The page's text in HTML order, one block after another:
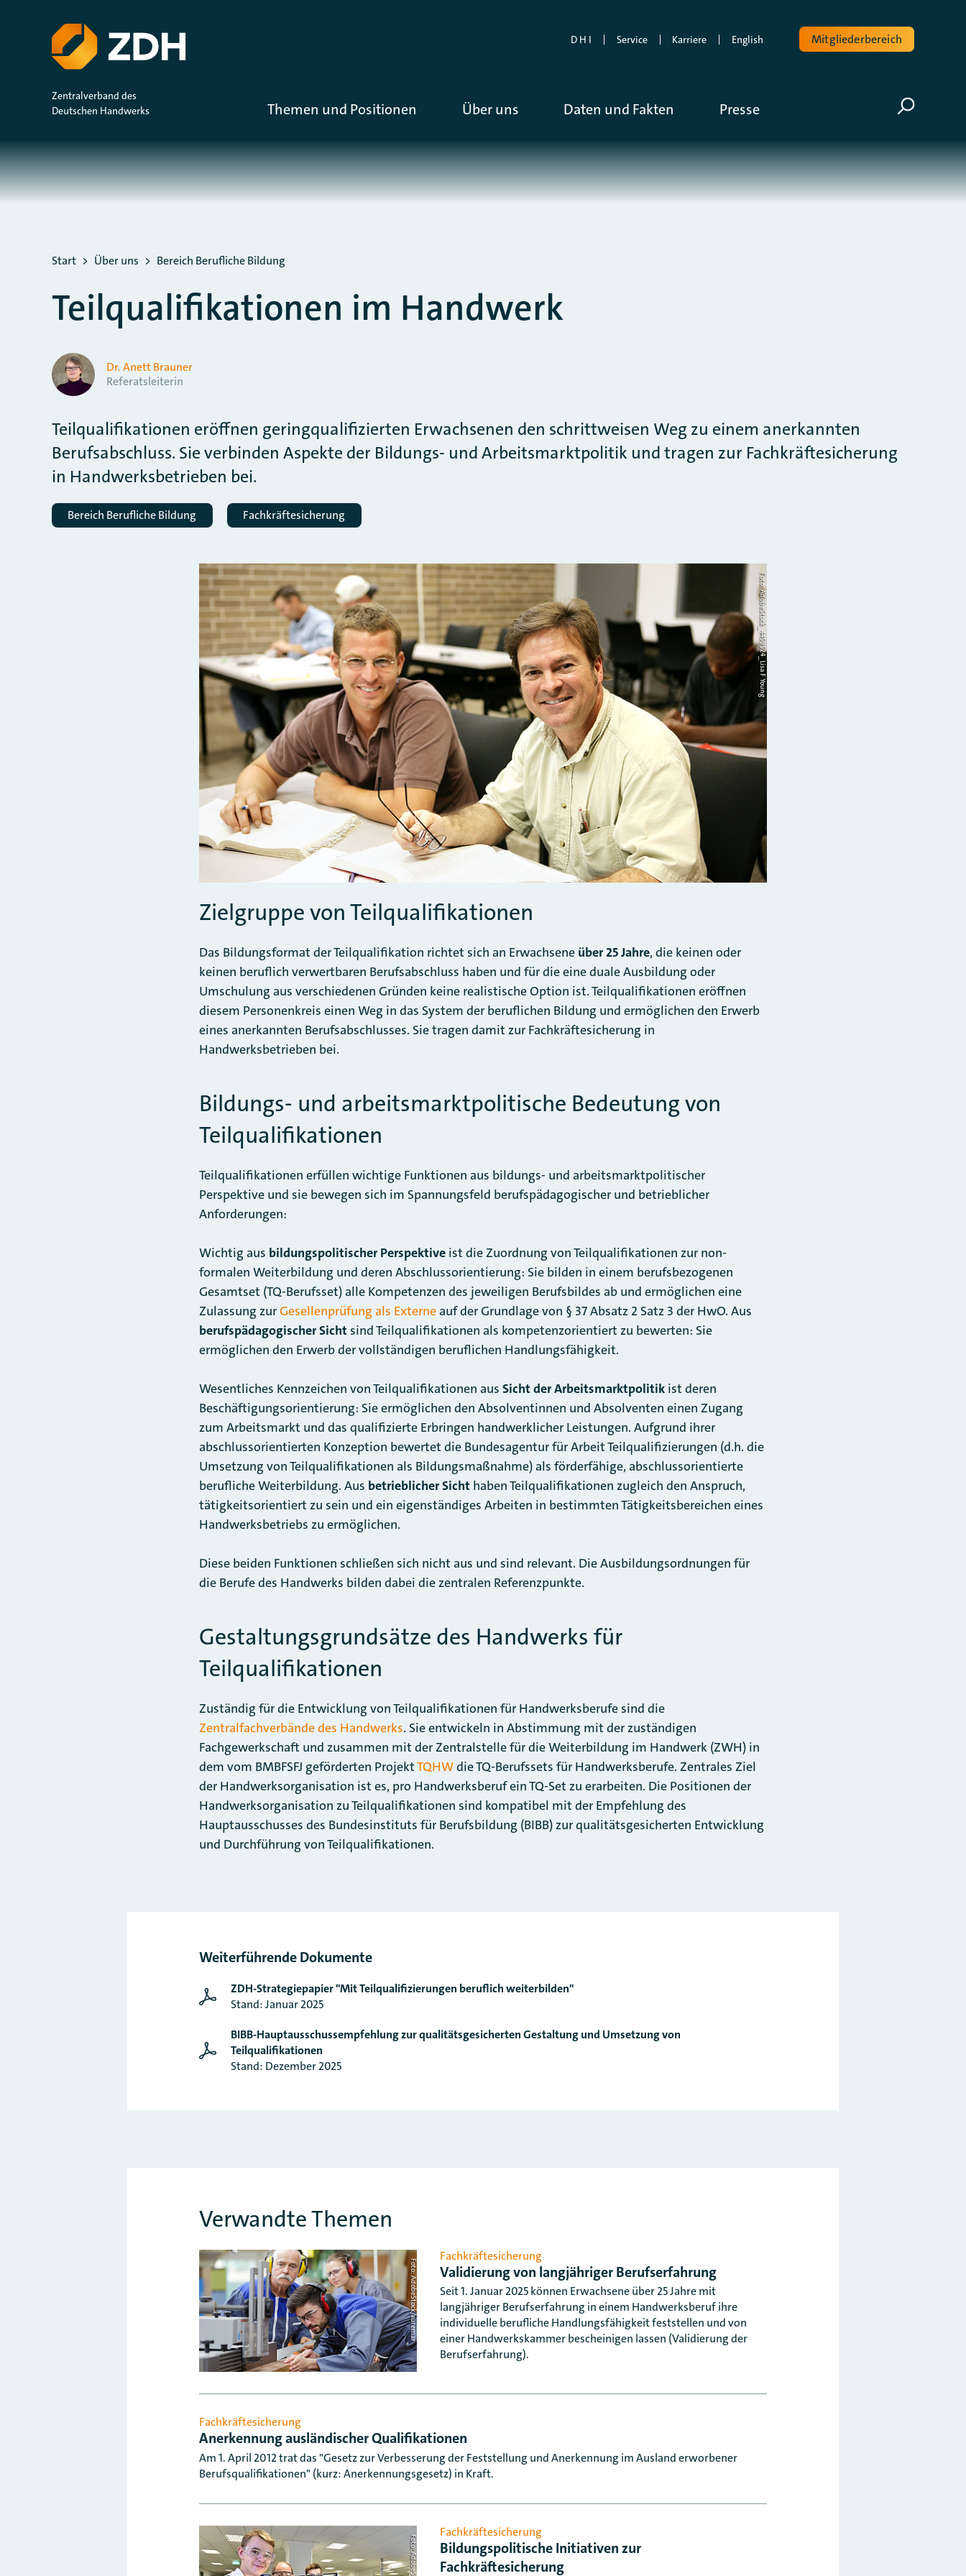
ZUM HAUPTINHALT SPRINGEN
D H I Service Karriere English Mitgliederbereich
Zentralverband des
Deutschen Handwerks
Themen und Positionen Über uns Daten und Fakten PresseVolltextsuche
Suche
Sie befinden sich hier:
Start Über uns Bereich Berufliche Bildung
Teilqualifikationen im Handwerk
Dr. Anett Brauner
Referatsleiterin
Teilqualifikationen eröffnen geringqualifizierten Erwachsenen den schrittweisen Weg zu einem anerkannten
Berufsabschluss. Sie verbinden Aspekte der Bildungs- und Arbeitsmarktpolitik und tragen zur Fachkräftesicherung
in Handwerksbetrieben bei.
Bereich Berufliche Bildung Fachkräftesicherung
Foto: AdobeStock_4459524_Lisa F Young
Zielgruppe von Teilqualifikationen
Das Bildungsformat der Teilqualifikation richtet sich an Erwachsene über 25 Jahre, die keinen oder
keinen beruflich verwertbaren Berufsabschluss haben und für die eine duale Ausbildung oder
Umschulung aus verschiedenen Gründen keine realistische Option ist. Teilqualifikationen eröffnen
diesem Personenkreis einen Weg in das System der beruflichen Bildung und ermöglichen den Erwerb
eines anerkannten Berufsabschlusses. Sie tragen damit zur Fachkräftesicherung in
Handwerksbetrieben bei.
Bildungs- und arbeitsmarktpolitische Bedeutung von
Teilqualifikationen
Teilqualifikationen erfüllen wichtige Funktionen aus bildungs- und arbeitsmarktpolitischer
Perspektive und sie bewegen sich im Spannungsfeld berufspädagogischer und betrieblicher
Anforderungen:
Wichtig aus bildungspolitischer Perspektive ist die Zuordnung von Teilqualifikationen zur non-
formalen Weiterbildung und deren Abschlussorientierung: Sie bilden in einem berufsbezogenen
Gesamtset (TQ-Berufsset) alle Kompetenzen des jeweiligen Berufsbildes ab und ermöglichen eine
Zulassung zurGesellenprüfung als Externe auf der Grundlage von § 37 Absatz 2 Satz 3 der HwO. Aus
berufspädagogischer Sicht sind Teilqualifikationen als kompetenzorientiert zu bewerten: Sie
ermöglichen den Erwerb der vollständigen beruflichen Handlungsfähigkeit.
Wesentliches Kennzeichen von Teilqualifikationen aus Sicht der Arbeitsmarktpolitik ist deren
Beschäftigungsorientierung: Sie ermöglichen den Absolventinnen und Absolventen einen Zugang
zum Arbeitsmarkt und das qualifizierte Erbringen handwerklicher Leistungen. Aufgrund ihrer
abschlussorientierten Konzeption bewertet die Bundesagentur für Arbeit Teilqualifizierungen (d.h. die
Umsetzung von Teilqualifikationen als Bildungsmaßnahme) als förderfähige, abschlussorientierte
berufliche Weiterbildung. Aus betrieblicher Sicht haben Teilqualifikationen zugleich den Anspruch,
tätigkeitsorientiert zu sein und ein eigenständiges Arbeiten in bestimmten Tätigkeitsbereichen eines
Handwerksbetriebs zu ermöglichen.
Diese beiden Funktionen schließen sich nicht aus und sind relevant. Die Ausbildungsordnungen für
die Berufe des Handwerks bilden dabei die zentralen Referenzpunkte.
Gestaltungsgrundsätze des Handwerks für
Teilqualifikationen
Zuständig für die Entwicklung von Teilqualifikationen für Handwerksberufe sind die
Zentralfachverbände des Handwerks. Sie entwickeln in Abstimmung mit der zuständigen
Fachgewerkschaft und zusammen mit der Zentralstelle für die Weiterbildung im Handwerk (ZWH) in
dem vom BMBFSFJ geförderten ProjektTQHWdie TQ-Berufssets für Handwerksberufe. Zentrales Ziel
der Handwerksorganisation ist es, pro Handwerksberuf ein TQ-Set zu erarbeiten. Die Positionen der
Handwerksorganisation zu Teilqualifikationen sind kompatibel mit der Empfehlung des
Hauptausschusses des Bundesinstituts für Berufsbildung (BIBB) zur qualitätsgesicherten Entwicklung
und Durchführung von Teilqualifikationen.
Weiterführende Dokumente
ZDH-Strategiepapier "Mit Teilqualifizierungen beruflich weiterbilden"
Stand: Januar 2025
BIBB-Hauptausschussempfehlung zur qualitätsgesicherten Gestaltung und Umsetzung von
Teilqualifikationen
Stand: Dezember 2025
Verwandte Themen
Foto: AdobeStock/auremar
Fachkräftesicherung
Validierung von langjähriger Berufserfahrung
Seit 1. Januar 2025 können Erwachsene über 25 Jahre mit
langjähriger Berufserfahrung in einem Handwerksberuf ihre
individuelle berufliche Handlungsfähigkeit feststellen und von
einer Handwerkskammer bescheinigen lassen (Validierung der
Berufserfahrung).
Fachkräftesicherung
Anerkennung ausländischer Qualifikationen
Am 1. April 2012 trat das "Gesetz zur Verbesserung der Feststellung und Anerkennung im Ausland erworbener
Berufsqualifikationen" (kurz: Anerkennungsgesetz) in Kraft.
Fachkräftesicherung
Bildungspolitische Initiativen zur
Fachkräftesicherung